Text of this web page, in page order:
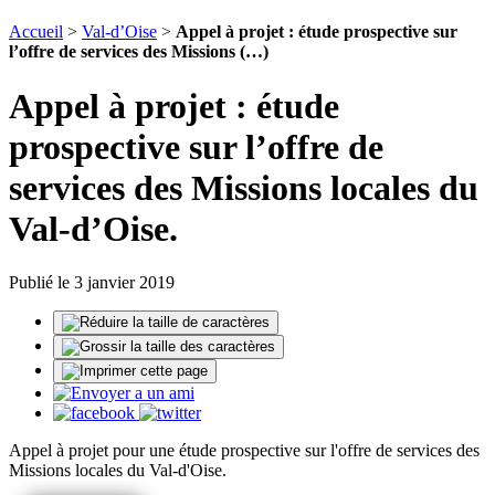
Accueil > Val-d’Oise > Appel à projet : étude prospective sur
l’offre de services des Missions (…)
Appel à projet : étude
prospective sur l’offre de
services des Missions locales du
Val-d’Oise.
Publié le 3 janvier 2019
Appel à projet pour une étude prospective sur l'offre de services des
Missions locales du Val-d'Oise.